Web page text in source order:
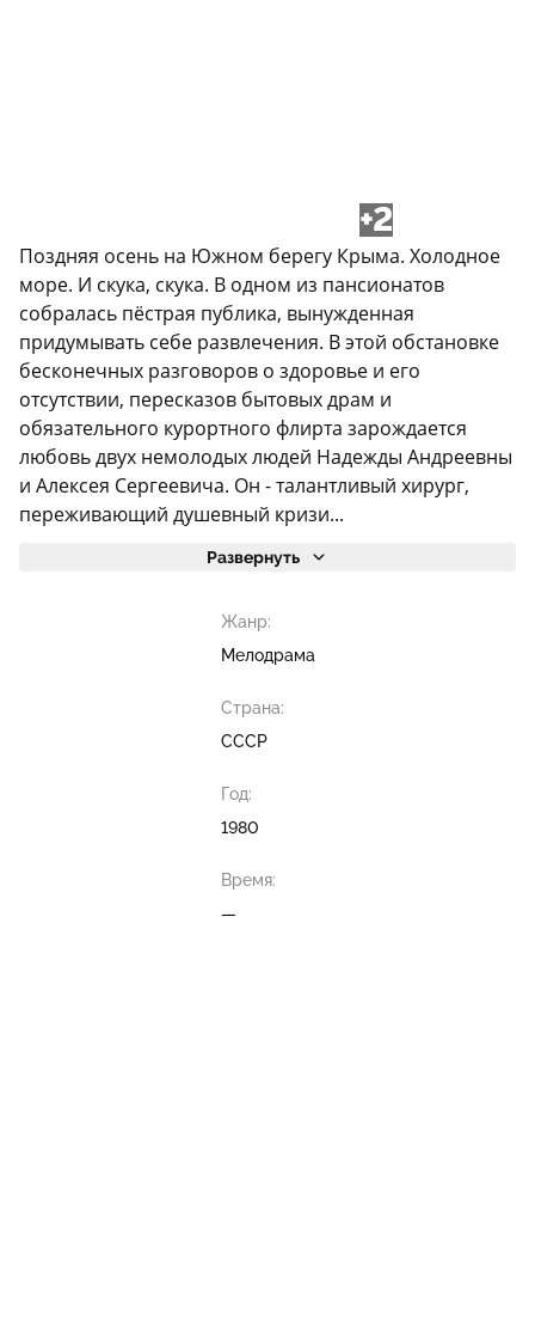
+2
Поздняя осень на Южном берегу Крыма. Холодное
море. И скука, скука. В одном из пансионатов
собралась пёстрая публика, вынужденная
придумывать себе развлечения. В этой обстановке
бесконечных разговоров о здоровье и его
отсутствии, пересказов бытовых драм и
обязательного курортного флирта зарождается
любовь двух немолодых людей Надежды Андреевны
и Алексея Сергеевича. Он - талантливый хирург,
переживающий душевный кризи...
Развернуть
Жанр:
Мелодрама
Страна:
СССР
Год:
1980
Время:
—